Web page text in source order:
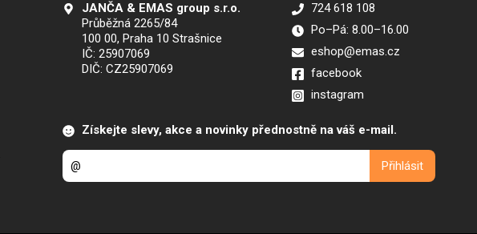
JANČA & EMAS group s.r.o.
Průběžná 2265/84
100 00, Praha 10 Strašnice
IČ: 25907069
DIČ: CZ25907069
724 618 108
Po–Pá: 8.00–16.00
eshop@emas.cz
facebook
instagram
Získejte slevy, akce a novinky přednostně na váš e-mail.